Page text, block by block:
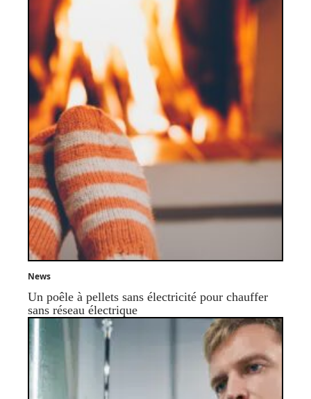
News
Un poêle à pellets sans électricité pour chauffer
sans réseau électrique